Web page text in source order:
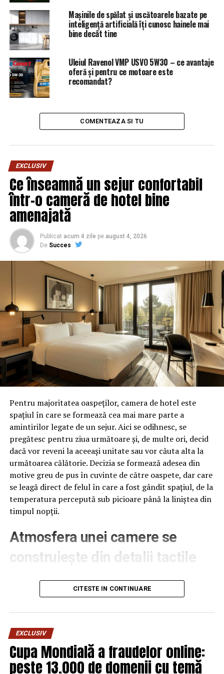
URMATORUL
Vești BUNE pentru cuplurile cu probleme de fertilitate!
Acest oraș le oferă sprijin financiar | Capitala24
NU RATATI
OPINIE/SRI își devoaleaza uneltele? Sau se detoneaza
singure?
Mașinile de spălat și uscătoarele bazate pe
inteligență artificială îți cunosc hainele mai
bine decât tine
Uleiul Ravenol VMP USVO 5W30 – ce avantaje
oferă și pentru ce motoare este
recomandat?
COMENTEAZA SI TU
EXCLUSIV
Ce înseamnă un sejur confortabil
într-o cameră de hotel bine
amenajată
Publicat acum 4 zile pe august 4, 2026
De Succes
Pentru majoritatea oaspeților, camera de hotel este
spațiul în care se formează cea mai mare parte a
amintirilor legate de un sejur. Aici se odihnesc, se
pregătesc pentru ziua următoare și, de multe ori, decid
dacă vor reveni la aceeași unitate sau vor căuta alta la
următoarea călătorie. Decizia se formează adesea din
motive greu de pus în cuvinte de către oaspete, dar care
se leagă direct de felul în care a fost gândit spațiul, de la
temperatura percepută sub picioare până la liniștea din
timpul nopții.
Atmosfera unei camere se
construiește din detalii tactile
Contactul direct cu pardoseala este una dintre primele
senzații fizice pe care le are un oaspete atunci când
pe drum, seara târziu. Textura și moliciunea potrivite,
oferite democheta hotel
care este percepută o cameră, chiar dacă restul
mobilierului rămâne identic de la o unitate la alta din
același lanț hotelier internațional.
CITESTE IN CONTINUARE
EXCLUSIV
Cupa Mondială a fraudelor online:
peste 13.000 de domenii cu temă